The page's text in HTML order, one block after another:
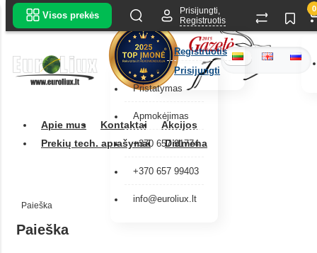
Pristatymas
Apmokėjimas
+370 657 91774
+370 657 99403
info@euroliux.lt
Apie mus Kontaktai
Akcijos
Prekių tech. aprašymai
Didmena
Visos prekės
Prisijungti,
Registruotis
Registruotis
Prisijungti
0
Paieška
Paieška